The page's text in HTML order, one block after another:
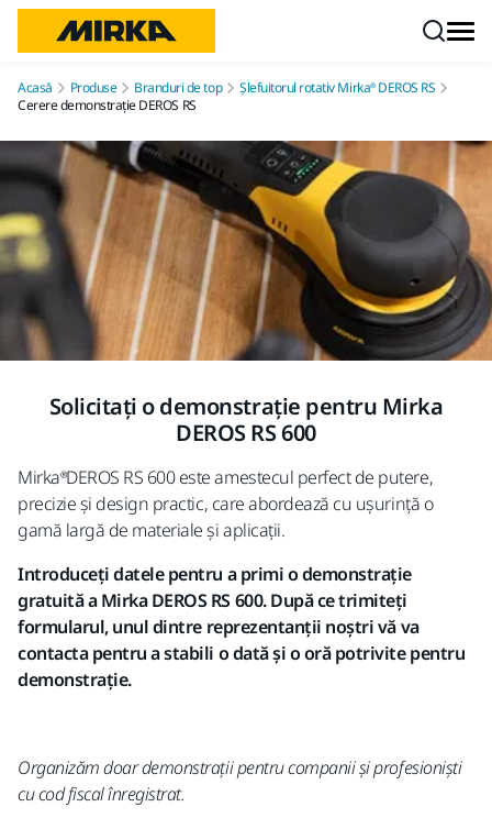
Acasă Produse Branduri de top
Șlefuitorul rotativ Mirka® DEROS RS
Cerere demonstrație DEROS RS
Solicitați o demonstrație pentru Mirka
DEROS RS 600
Mirka®DEROS RS 600 este amestecul perfect de putere,
precizie și design practic, care abordează cu ușurință o
gamă largă de materiale și aplicații.
Introduceți datele pentru a primi o demonstrație
gratuită a Mirka DEROS RS 600. După ce trimiteți
formularul,unul dintre reprezentanții noștri vă va
contacta pentru a stabili o dată și o oră potrivite pentru
demonstrație.
Organizăm doar demonstrații pentru companii și profesioniști
cu cod fiscal înregistrat.